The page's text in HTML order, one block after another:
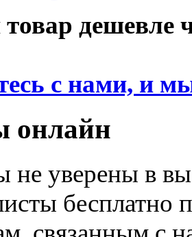
дешевле
с нами, и
онлайн
не уверены в